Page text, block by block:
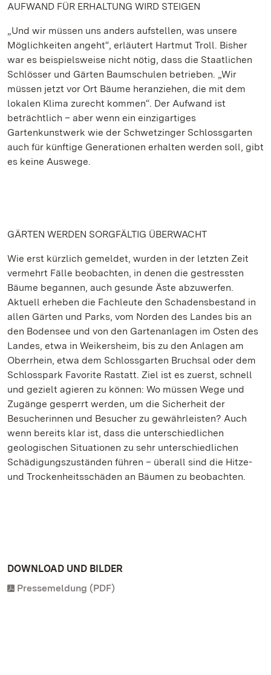
AUFWAND FÜR ERHALTUNG WIRD STEIGEN
„Und wir müssen uns anders aufstellen, was unsere
Möglichkeiten angeht“, erläutert Hartmut Troll. Bisher
war es beispielsweise nicht nötig, dass die Staatlichen
Schlösser und Gärten Baumschulen betrieben. „Wir
müssen jetzt vor Ort Bäume heranziehen, die mit dem
lokalen Klima zurecht kommen“. Der Aufwand ist
beträchtlich – aber wenn ein einzigartiges
Gartenkunstwerk wie der Schwetzinger Schlossgarten
auch für künftige Generationen erhalten werden soll, gibt
es keine Auswege.
GÄRTEN WERDEN SORGFÄLTIG ÜBERWACHT
Wie erst kürzlich gemeldet, wurden in der letzten Zeit
vermehrt Fälle beobachten, in denen die gestressten
Bäume begannen, auch gesunde Äste abzuwerfen.
Aktuell erheben die Fachleute den Schadensbestand in
allen Gärten und Parks, vom Norden des Landes bis an
den Bodensee und von den Gartenanlagen im Osten des
Landes, etwa in Weikersheim, bis zu den Anlagen am
Oberrhein, etwa dem Schlossgarten Bruchsal oder dem
Schlosspark Favorite Rastatt. Ziel ist es zuerst, schnell
und gezielt agieren zu können: Wo müssen Wege und
Zugänge gesperrt werden, um die Sicherheit der
Besucherinnen und Besucher zu gewährleisten? Auch
wenn bereits klar ist, dass die unterschiedlichen
geologischen Situationen zu sehr unterschiedlichen
Schädigungszuständen führen – überall sind die Hitze-
und Trockenheitsschäden an Bäumen zu beobachten.
DOWNLOAD UND BILDER
Pressemeldung (PDF)